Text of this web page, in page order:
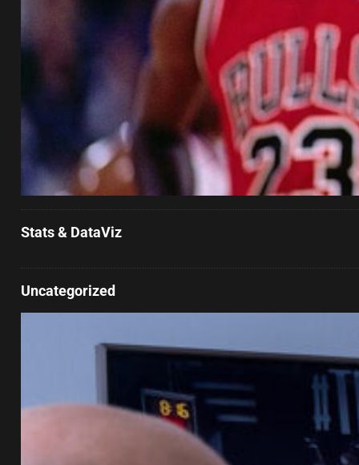
Stats & DataViz
Uncategorized